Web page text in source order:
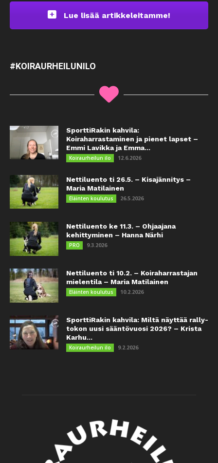
Lue lisää artikkeleitamme!
#KOIRAURHEILUNILO
SporttiRakin kahvila:
Koiraharrastaminen ja pienet lapset –
Emmi Lavikka ja Emma...
Koiraurheilun ilo 12.6.2026
Nettiluento ti 26.5. – Kisajännitys –
Maria Matilainen
Eläinten koulutus 26.5.2026
Nettiluento ke 11.3. – Ohjaajana
kehittyminen – Hanna Närhi
PRO 9.3.2026
Nettiluento ti 10.2. – Koiraharrastajan
mielentila – Maria Matilainen
Eläinten koulutus 10.2.2026
SporttiRakin kahvila: Miltä näyttää rally-
tokon uusi sääntövuosi 2026? – Krista
Karhu...
Koiraurheilun ilo 9.2.2026